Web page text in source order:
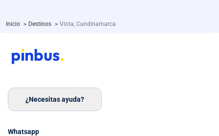
Inicio > Destinos > Viota, Cundinamarca
¿Necesitas ayuda?
Whatsapp